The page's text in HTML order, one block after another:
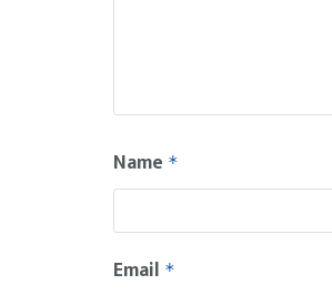
Name *
Email *